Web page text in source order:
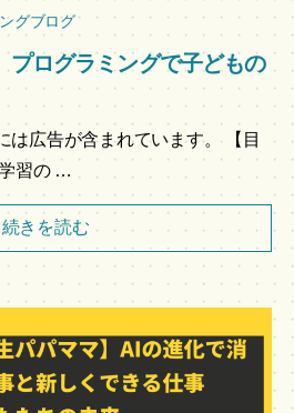
グブログ
プログラミングで子どもの
広告が含まれています。 【目
習の …
続きを読む